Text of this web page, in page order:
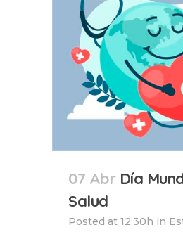
07 Abr Día
Salud
Posted at 12:30h in